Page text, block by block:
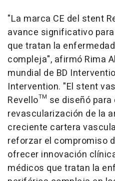
"La marca CE del stent
avance significativo
que tratan la
compleja", afirmó Rima
mundial de BD
Intervention. "El stent
Revello™ se diseñó
revascularización de la
creciente cartera
reforzar el compromiso
ofrecer innovación
médicos que tratan la